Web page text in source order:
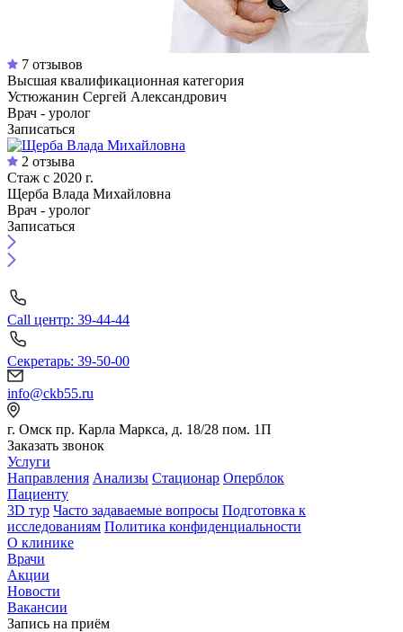
7 отзывов
Высшая квалификационная категория
Устюжанин Сергей Александрович
Врач - уролог
Записаться
2 отзыва
Стаж с 2020 г.
Щерба Влада Михайловна
Врач - уролог
Записаться
Call центр: 39-44-44
Секретарь: 39-50-00
info@ckb55.ru
г. Омск пр. Карла Маркса, д. 18/28 пом. 1П
Заказать звонок
Услуги
Направления Анализы Стационар Оперблок
Пациенту
3D тур Часто задаваемые вопросы Подготовка к
исследованиям Политика конфиденциальности
О клинике
Врачи
Акции
Новости
Вакансии
Запись на приём